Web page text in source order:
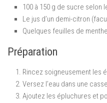
100 à 150 g de sucre selon
Le jus d’un demi-citron
Quelques feuilles de
Préparation
Rincez soigneusement les
Versez l’eau dans une
Ajoutez les épluchures et